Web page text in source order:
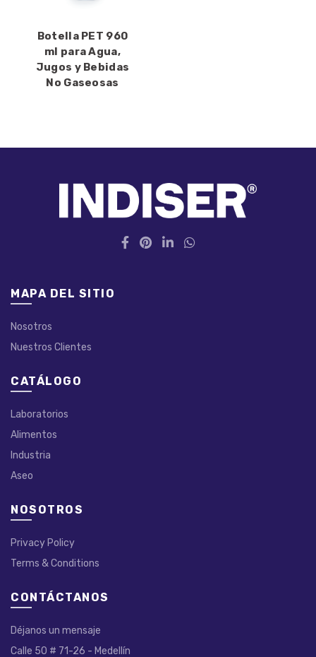
Botella PET 960
ml para Agua,
Jugos y Bebidas
No Gaseosas
MAPA DEL SITIO
Nosotros
Nuestros Clientes
CATÁLOGO
Laboratorios
Alimentos
Industria
Aseo
NOSOTROS
Privacy Policy
Terms & Conditions
CONTÁCTANOS
Déjanos un mensaje
Calle 50 # 71-26 - Medellín